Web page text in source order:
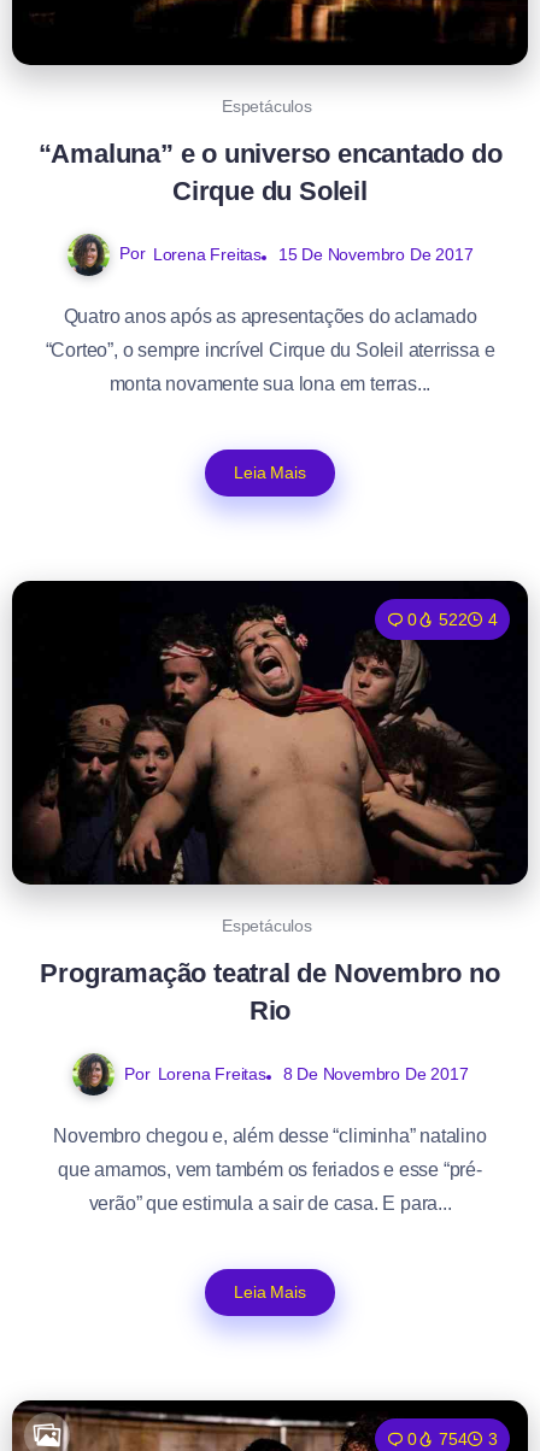
Espetáculos
“Amaluna” e o universo encantado do
Cirque du Soleil
Por Lorena Freitas 15 De Novembro De 2017
Quatro anos após as apresentações do aclamado
“Corteo”, o sempre incrível Cirque du Soleil aterrissa e
monta novamente sua lona em terras...
Leia Mais
0 522 4
Espetáculos
Programação teatral de Novembro no
Rio
Por Lorena Freitas 8 De Novembro De 2017
Novembro chegou e, além desse “climinha” natalino
que amamos, vem também os feriados e esse “pré-
verão” que estimula a sair de casa. E para...
Leia Mais
0 754 3